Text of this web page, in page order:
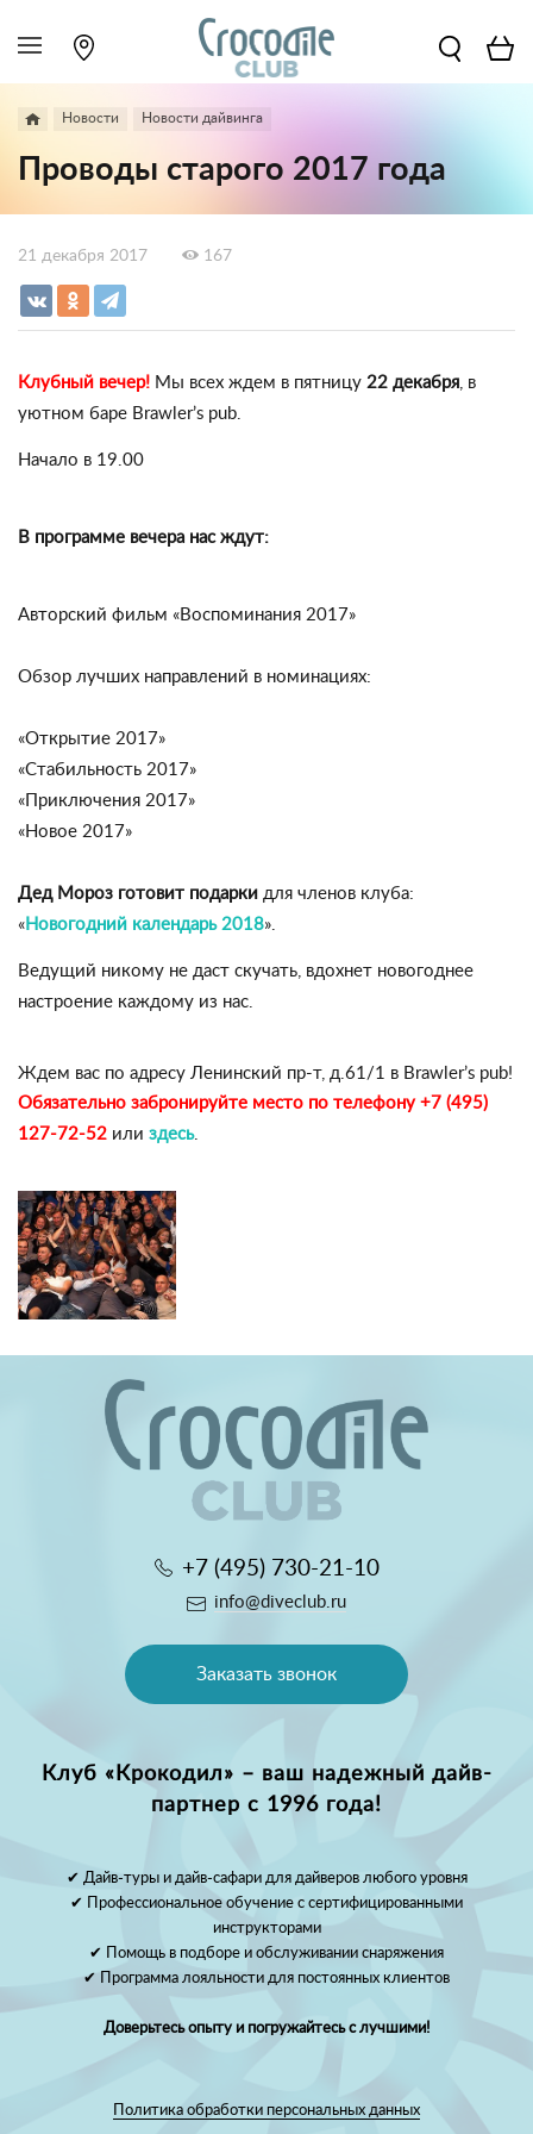
Новости Новости дайвинга
Проводы старого 2017 года
21 декабря 2017 167
Клубный вечер! Мы всех ждем в пятницу 22 декабря, в
уютном баре Brawler’s pub.
Начало в 19.00
В программе вечера нас ждут:
Авторский фильм «Воспоминания 2017»
Обзор лучших направлений в номинациях:
«Открытие 2017»
«Стабильность 2017»
«Приключения 2017»
«Новое 2017»
Дед Мороз готовит подарки для членов клуба:
« Новогодний календарь 2018».
Ведущий никому не даст скучать, вдохнет новогоднее
настроение каждому из нас.
Ждем вас по адресу Ленинский пр-т, д.61/1 в Brawler’s pub!
Обязательно забронируйте место по телефону +7 (495)
127-72-52 или здесь.
+7 (495) 730-21-10
info@diveclub.ru
Заказать звонок
Клуб «Крокодил» – ваш надежный дайв-
партнер с 1996 года!
✔ Дайв-туры и дайв-сафари для дайверов любого уровня
✔ Профессиональное обучение с сертифицированными
инструкторами
✔ Помощь в подборе и обслуживании снаряжения
✔ Программа лояльности для постоянных клиентов
Доверьтесь опыту и погружайтесь с лучшими!
Политика обработки персональных данных